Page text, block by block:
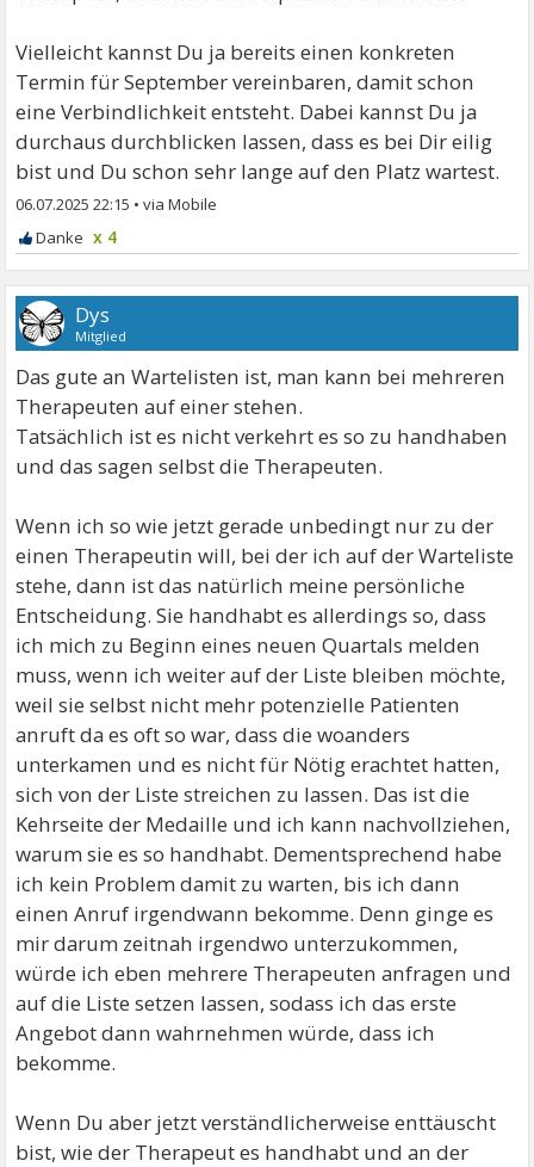
Vielleicht kannst Du ja bereits einen konkreten
Termin für September vereinbaren, damit schon
eine Verbindlichkeit entsteht. Dabei kannst Du ja
durchaus durchblicken lassen, dass es bei Dir eilig
bist und Du schon sehr lange auf den Platz wartest.
06.07.2025 22:15 •
x 4
Dys
Mitglied
Das gute an Wartelisten ist, man kann bei mehreren
Therapeuten auf einer stehen.
Tatsächlich ist es nicht verkehrt es so zu handhaben
und das sagen selbst die Therapeuten.
Wenn ich so wie jetzt gerade unbedingt nur zu der
einen Therapeutin will, bei der ich auf der Warteliste
stehe, dann ist das natürlich meine persönliche
Entscheidung. Sie handhabt es allerdings so, dass
ich mich zu Beginn eines neuen Quartals melden
muss, wenn ich weiter auf der Liste bleiben möchte,
weil sie selbst nicht mehr potenzielle Patienten
anruft da es oft so war, dass die woanders
unterkamen und es nicht für Nötig erachtet hatten,
sich von der Liste streichen zu lassen. Das ist die
Kehrseite der Medaille und ich kann nachvollziehen,
warum sie es so handhabt. Dementsprechend habe
ich kein Problem damit zu warten, bis ich dann
einen Anruf irgendwann bekomme. Denn ginge es
mir darum zeitnah irgendwo unterzukommen,
würde ich eben mehrere Therapeuten anfragen und
auf die Liste setzen lassen, sodass ich das erste
Angebot dann wahrnehmen würde, dass ich
bekomme.
Wenn Du aber jetzt verständlicherweise enttäuscht
bist, wie der Therapeut es handhabt und an der